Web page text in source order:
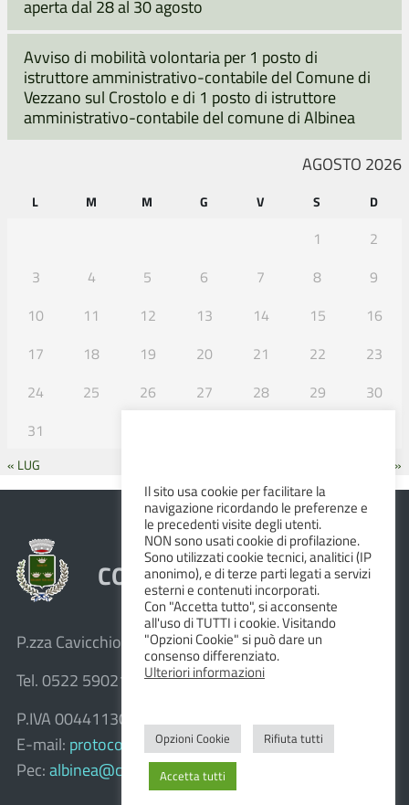
aperta dal 28 al 30 agosto
Avviso di mobilità volontaria per 1 posto di
istruttore amministrativo-contabile del Comune di
Vezzano sul Crostolo e di 1 posto di istruttore
amministrativo-contabile del comune di Albinea
AGOSTO 2026
L M M G V S D
1
2
3
4 5 6 7 8
9
10
11 12 13 14 15
16
17
18 19 20 21 22
23
24
25 26 27 28 29
30
31
« LUG SET »
COMUNE DI ALBINEA
P.zza Cavicchioni, 8 – 42020 Albinea (R.E.)
Tel. 0522 590211 – Fax 0522 590236
P.IVA 00441130358
E-mail: protocollo@comune.albinea.re.it
Pec: albinea@cert.provincia.re.it
Il sito usa cookie per facilitare la
navigazione ricordando le preferenze e
le precedenti visite degli utenti.
NON sono usati cookie di profilazione.
Sono utilizzati cookie tecnici, analitici (IP
anonimo), e di terze parti legati a servizi
esterni e contenuti incorporati.
Con "Accetta tutto", si acconsente
all'uso di TUTTI i cookie. Visitando
"Opzioni Cookie" si può dare un
consenso differenziato.
Ulteriori informazioni
Opzioni Cookie Rifiuta tutti
Accetta tutti